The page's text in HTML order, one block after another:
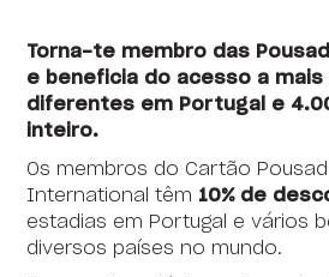
Torna-te membro das
e beneficia do acesso a
diferentes em Portugal e
inteiro.
Os membros do Cartão
International têm 10% de
estadias em Portugal e vários
diversos países no mundo.